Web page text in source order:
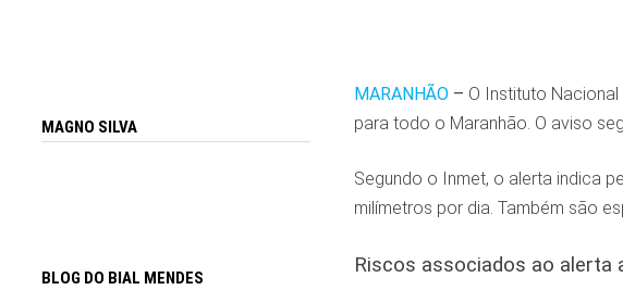
MARANHÃO – O Instituto
para todo o Maranhão. O aviso
Segundo o Inmet, o alerta indica
milímetros por dia. Também são
Riscos associados ao alerta
MAGNO SILVA
BLOG DO BIAL MENDES